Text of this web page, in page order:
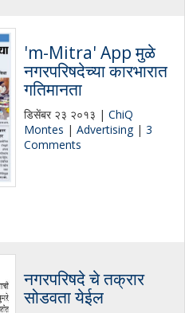
'm-Mitra' App मुळे
नगरपरिषदेच्या कारभारात
गतिमानता
डिसेंबर २३ २०१३ | ChiQ
Montes | Advertising| 3
Comments
नगरपरिषदे चे तक्रार
सोडवता येईल